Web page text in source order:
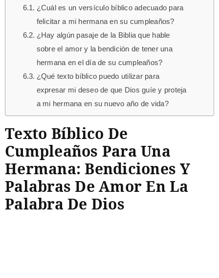
¿Cuál es un versículo bíblico adecuado para
felicitar a mi hermana en su cumpleaños?
¿Hay algún pasaje de la Biblia que hable
sobre el amor y la bendición de tener una
hermana en el día de su cumpleaños?
¿Qué texto bíblico puedo utilizar para
expresar mi deseo de que Dios guíe y proteja
a mi hermana en su nuevo año de vida?
Texto Bíblico De
Cumpleaños Para Una
Hermana: Bendiciones Y
Palabras De Amor En La
Palabra De Dios